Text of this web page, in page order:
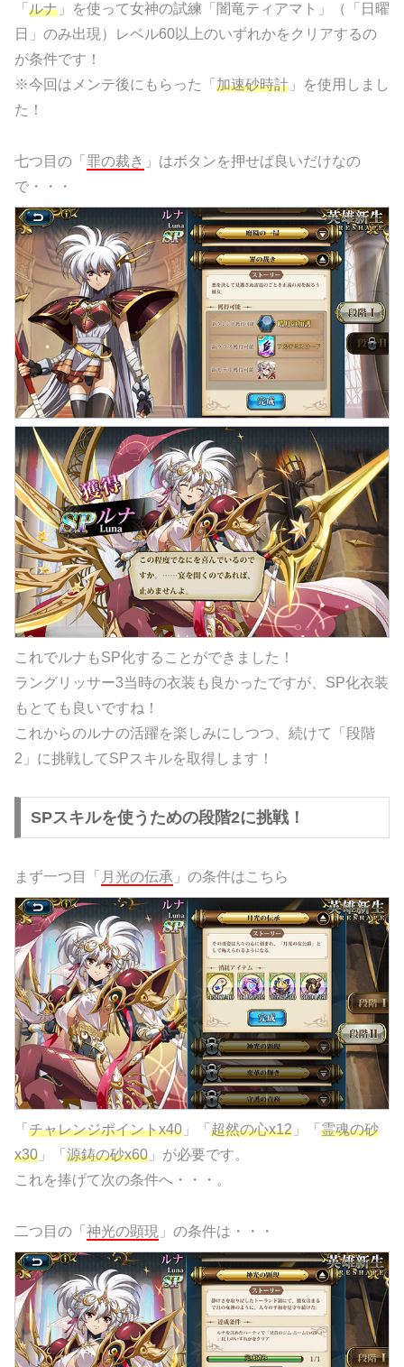
「 ルナ 」を使って女神の試練「闇竜ティアマト」（「日曜
日」のみ出現）レベル60以上のいずれかをクリアするの
が条件です！
※今回はメンテ後にもらった「 加速砂時計 」を使用しまし
た！
七つ目の「 罪の裁き 」はボタンを押せば良いだけなの
で・・・
これでルナもSP化することができました！
ラングリッサー3当時の衣装も良かったですが、SP化衣装
もとても良いですね！
これからのルナの活躍を楽しみにしつつ、続けて「段階
2」に挑戦してSPスキルを取得します！
SPスキルを使うための段階2に挑戦！
まず一つ目「 月光の伝承 」の条件はこちら
「 チャレンジポイントx40 」「 超然の心x12 」「 霊魂の砂
x30 」「 源鋳の砂x60 」が必要です。
これを捧げて次の条件へ・・・。
二つ目の「 神光の顕現 」の条件は・・・